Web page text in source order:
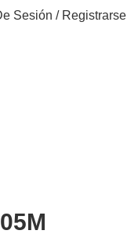
Sesión / Registrarse